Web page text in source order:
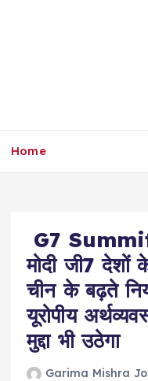
Home
G7
मोदी जी7
चीन के बढ़ते
यूरोपीय
मुद्दा भी उठेगा
Garima Mishra